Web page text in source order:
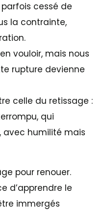
cessé de
la contrainte,
vouloir, mais nous
rupture devienne
celle du retissage :
qui
avec humilité mais
pour renouer.
d’apprendre le
immergés